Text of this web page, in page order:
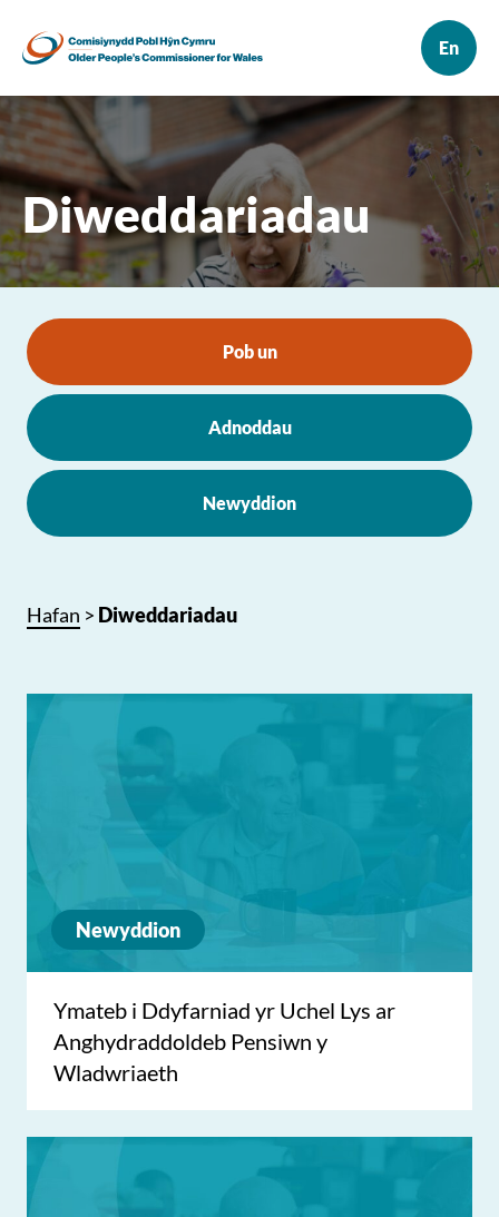
Diweddariadau
Pob un
Adnoddau
Newyddion
Hafan > Diweddariadau
Newyddion
Ymateb i Ddyfarniad yr Uchel Lys ar
Anghydraddoldeb Pensiwn y
Wladwriaeth